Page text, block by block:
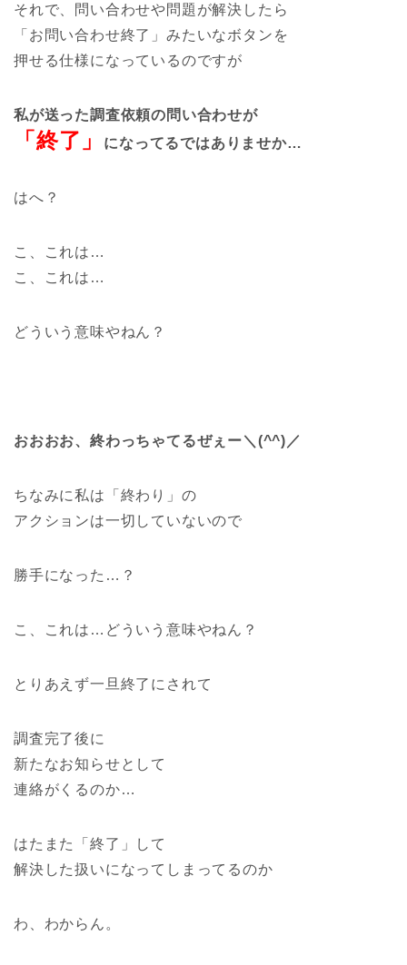
それで、問い合わせや問題が解決したら
「お問い合わせ終了」みたいなボタンを
押せる仕様になっているのですが
私が送った調査依頼の問い合わせが
「終了」 になってるではありませか…
はへ？
こ、これは…
こ、これは…
どういう意味やねん？
おおおお、終わっちゃてるぜぇー＼(^^)／
ちなみに私は「終わり」の
アクションは一切していないので
勝手になった…？
こ、これは…どういう意味やねん？
とりあえず一旦終了にされて
調査完了後に
新たなお知らせとして
連絡がくるのか…
はたまた「終了」して
解決した扱いになってしまってるのか
わ、わからん。